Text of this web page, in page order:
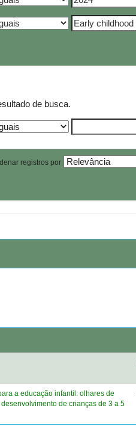
de busca.
registros por
a educação infantil: olhares de
de crianças de 3 a 5